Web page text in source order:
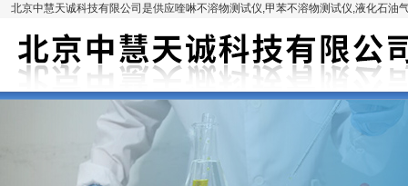
北京中慧天诚科技有限公司是供应喹啉不溶物测试仪,甲苯不溶物测试仪,液化石油